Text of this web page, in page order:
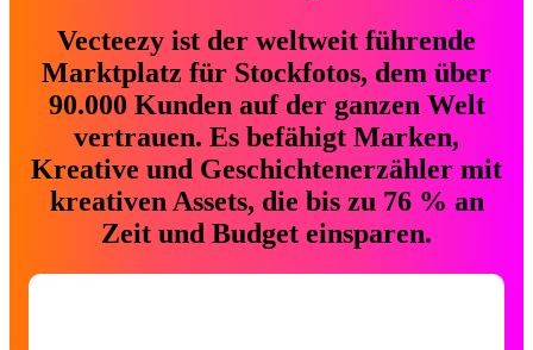
Vecteezy ist der weltweit führende
Marktplatz für Stockfotos, dem über
90.000 Kunden auf der ganzen Welt
vertrauen. Es befähigt Marken,
Kreative und Geschichtenerzähler mit
kreativen Assets, die bis zu 76 % an
Zeit und Budget einsparen.